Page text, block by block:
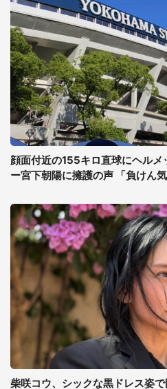
顔面付近の155キロ直球にヘル
ー宮下朝陽に擁護の声 「負けん
柴咲コウ、シックな黒ドレス姿で